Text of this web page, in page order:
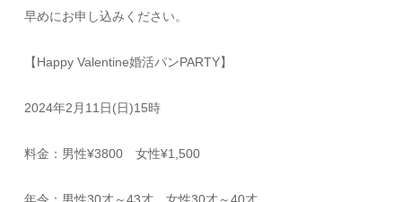
早めにお申し込みください。
【Happy Valentine婚活パンPARTY】
2024年2月11日(日)15時
料金：男性¥3800 女性¥1,500